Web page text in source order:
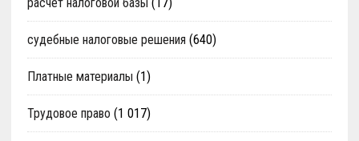
судебные налоговые решения (640)
Платные материалы (1)
Трудовое право (1 017)